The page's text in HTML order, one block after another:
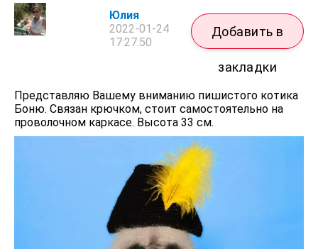
Юлия
2022-01-24
17:27:50
Добавить в
закладки
Представляю Вашему вниманию пишистого котика
Боню. Связан крючком, стоит самостоятельно на
проволочном каркасе. Высота 33 см.